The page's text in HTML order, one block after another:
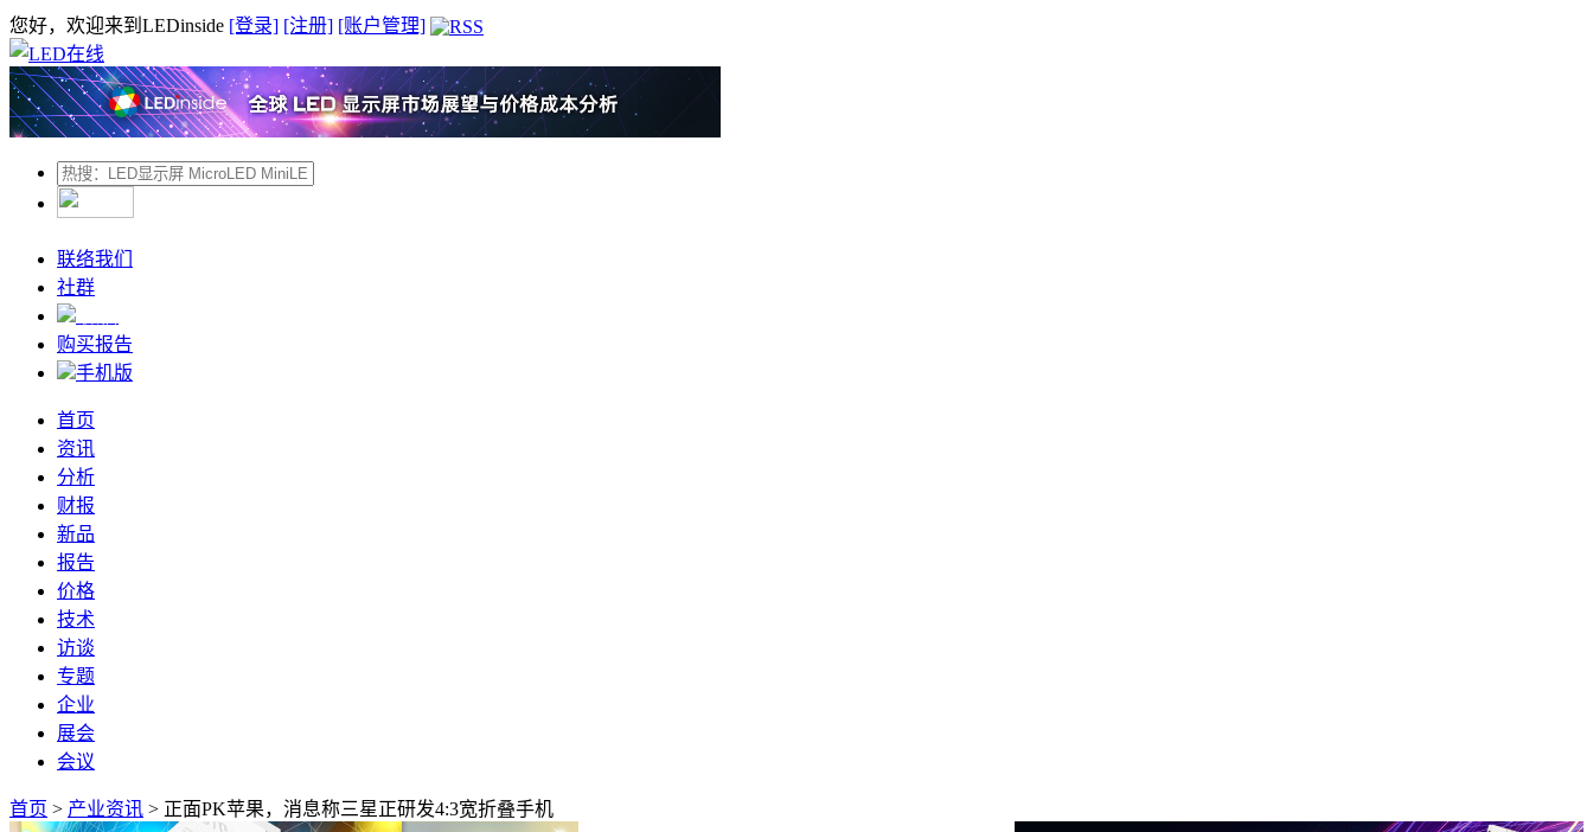
您好，欢迎来到LEDinside [登录] [注册] [账户管理]
联络我们
社群
购买报告
手机版
首页
资讯
分析
财报
新品
报告
价格
技术
访谈
专题
企业
展会
会议
首页 > 产业资讯 > 正面PK苹果，消息称三星正研发4:3宽折叠手机